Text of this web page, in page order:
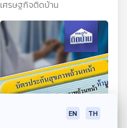
อะไรบ้าง
เศรษฐกิจติดบ้าน
EN TH